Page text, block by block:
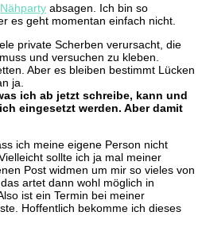
Nähparty absagen. Ich bin so
es geht momentan einfach nicht.
private Scherben verursacht, die
und versuchen zu kleben.
Aber es bleiben bestimmt Lücken
ja.
ich ab jetzt schreibe, kann und
eingesetzt werden. Aber damit
ich meine eigene Person nicht
sollte ich ja mal meiner
Post widmen um mir so vieles von
artet dann wohl möglich in
ist ein Termin bei meiner
Hoffentlich bekomme ich dieses